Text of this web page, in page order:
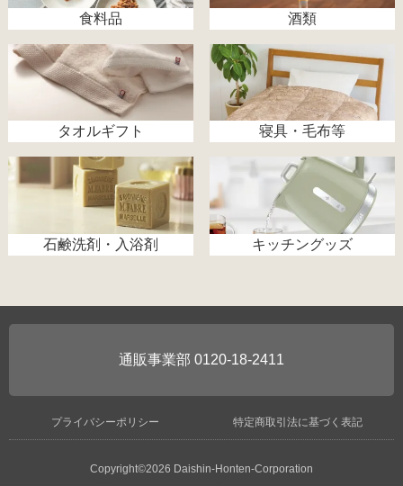
食料品 酒類
タオルギフト 寝具・毛布等
石鹸洗剤・入浴剤 キッチングッズ
0120-18-2411
プライバシーポリシー 特定商取引法に基づく表記
Copyright©2026 Daishin-Honten-Corporation